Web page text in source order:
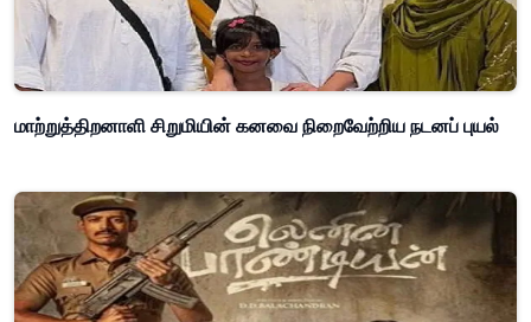
மாற்றுத்திறனாளி சிறுமியின் கனவை நிறைவேற்றிய நடனப் புயல்